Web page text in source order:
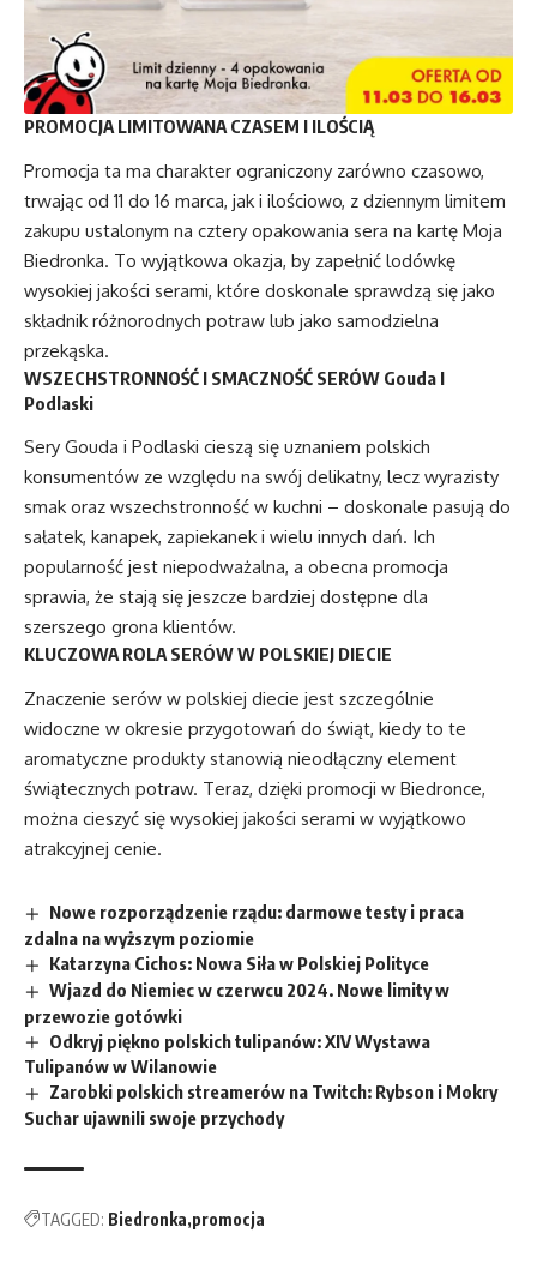
PROMOCJA LIMITOWANA CZASEM I ILOŚCIĄ
Promocja ta ma charakter ograniczony zarówno czasowo,
trwając od 11 do 16 marca, jak i ilościowo, z dziennym limitem
zakupu ustalonym na cztery opakowania sera na kartę Moja
Biedronka. To wyjątkowa okazja, by zapełnić lodówkę
wysokiej jakości serami, które doskonale sprawdzą się jako
składnik różnorodnych potraw lub jako samodzielna
przekąska.
WSZECHSTRONNOŚĆ I SMACZNOŚĆ SERÓW Gouda I
Podlaski
Sery Gouda i Podlaski cieszą się uznaniem polskich
konsumentów ze względu na swój delikatny, lecz wyrazisty
smak oraz wszechstronność w kuchni – doskonale pasują do
sałatek, kanapek, zapiekanek i wielu innych dań. Ich
popularność jest niepodważalna, a obecna promocja
sprawia, że stają się jeszcze bardziej dostępne dla
szerszego grona klientów.
KLUCZOWA ROLA SERÓW W POLSKIEJ DIECIE
Znaczenie serów w polskiej diecie jest szczególnie
widoczne w okresie przygotowań do świąt, kiedy to te
aromatyczne produkty stanowią nieodłączny element
świątecznych potraw. Teraz, dzięki promocji w Biedronce,
można cieszyć się wysokiej jakości serami w wyjątkowo
atrakcyjnej cenie.
Nowe rozporządzenie rządu: darmowe testy i praca
zdalna na wyższym poziomie
Katarzyna Cichos: Nowa Siła w Polskiej Polityce
Wjazd do Niemiec w czerwcu 2024. Nowe limity w
przewozie gotówki
Odkryj piękno polskich tulipanów: XIV Wystawa
Tulipanów w Wilanowie
Zarobki polskich streamerów na Twitch: Rybson i Mokry
Suchar ujawnili swoje przychody
TAGGED: Biedronka promocja